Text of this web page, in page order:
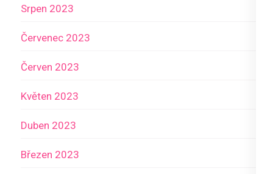
Srpen 2023
Červenec 2023
Červen 2023
Květen 2023
Duben 2023
Březen 2023